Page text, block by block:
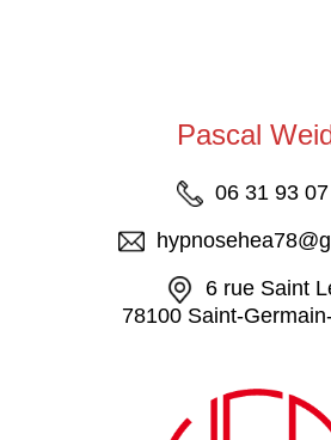
Pascal
06 31 93
6 rue Saint
78100 Saint-